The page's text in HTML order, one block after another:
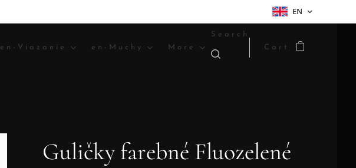
EN
en-Viazanie en-Muchy More
Search
Cart
Guličky farebné Fluozelené